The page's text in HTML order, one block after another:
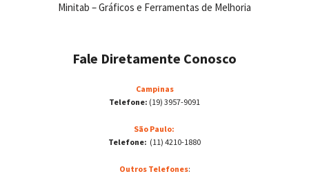
Minitab – Gráficos e Ferramentas de Melhoria
Fale Diretamente Conosco
Campinas
Telefone: (19) 3957-9091
São Paulo:
Telefone: (11) 4210-1880
Outros Telefones: